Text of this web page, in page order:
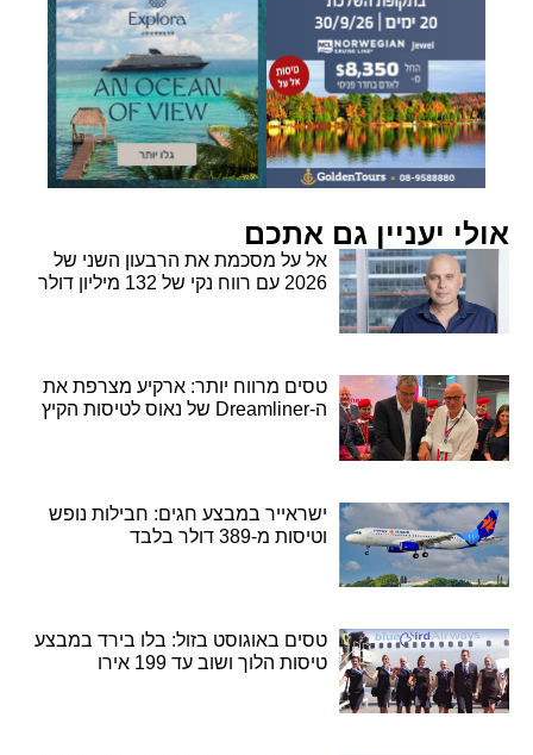
אולי יעניין גם אתכם
אל על מסכמת את הרבעון השני של
2026 עם רווח נקי של 132 מיליון דולר
טסים מרווח יותר: ארקיע מצרפת את
ה-Dreamliner של נאוס לטיסות הקיץ
ישראייר במבצע חגים: חבילות נופש
וטיסות מ-389 דולר בלבד
טסים באוגוסט בזול: בלו בירד במבצע
טיסות הלוך ושוב עד 199 אירו